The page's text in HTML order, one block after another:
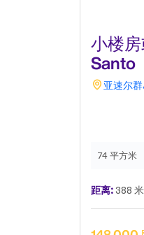
小楼
Santo
亚速尔
74 平方米
距离: 388 米